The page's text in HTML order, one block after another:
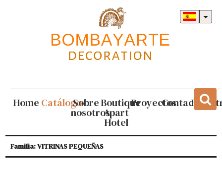
Home CatálogoSobre
nosotros
Boutique
Apart
Hotel
ProyectosContacto
Familia: VITRINAS PEQUEÑAS